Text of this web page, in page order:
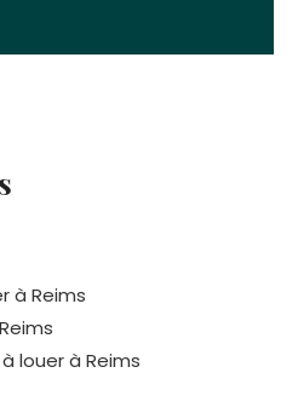
à Reims
louer à Reims